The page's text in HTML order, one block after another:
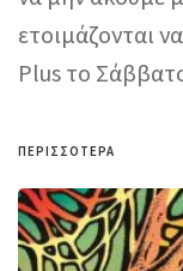
ετοιμάζονται
Plus το
ΠΕΡΙΣΣΌΤΕΡΑ